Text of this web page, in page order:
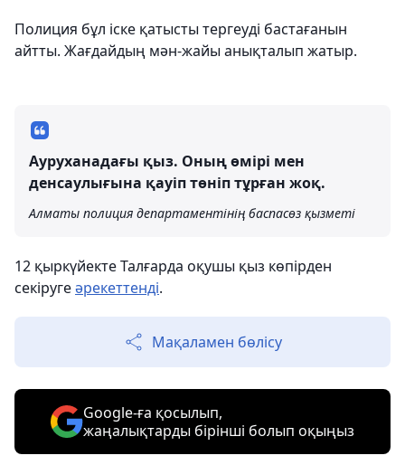
Полиция бұл іске қатысты тергеуді бастағанын
айтты. Жағдайдың мән-жайы анықталып жатыр.
Ауруханадағы қыз. Оның өмірі мен
денсаулығына қауіп төніп тұрған жоқ.
Алматы полиция департаментінің баспасөз қызметі
12 қыркүйекте Талғарда оқушы қыз көпірден
секіругеәрекеттенді.
Мақаламен бөлісу
Google-ға қосылып,
жаңалықтарды бірінші болып оқыңыз